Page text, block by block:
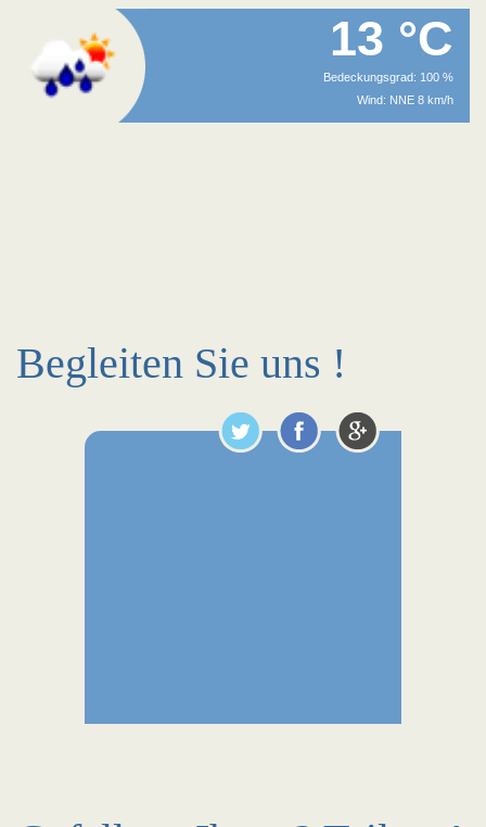
13 °C
Bedeckungsgrad: 100 %
Wind: NNE 8 km/h
Begleiten Sie uns !